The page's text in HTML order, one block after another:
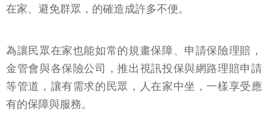
在家、避免群眾，的確造成許多不便。
為讓民眾在家也能如常的規畫保障、申請保險理賠，
金管會與各保險公司，推出視訊投保與網路理賠申請
等管道，讓有需求的民眾，人在家中坐，一樣享受應
有的保障與服務。